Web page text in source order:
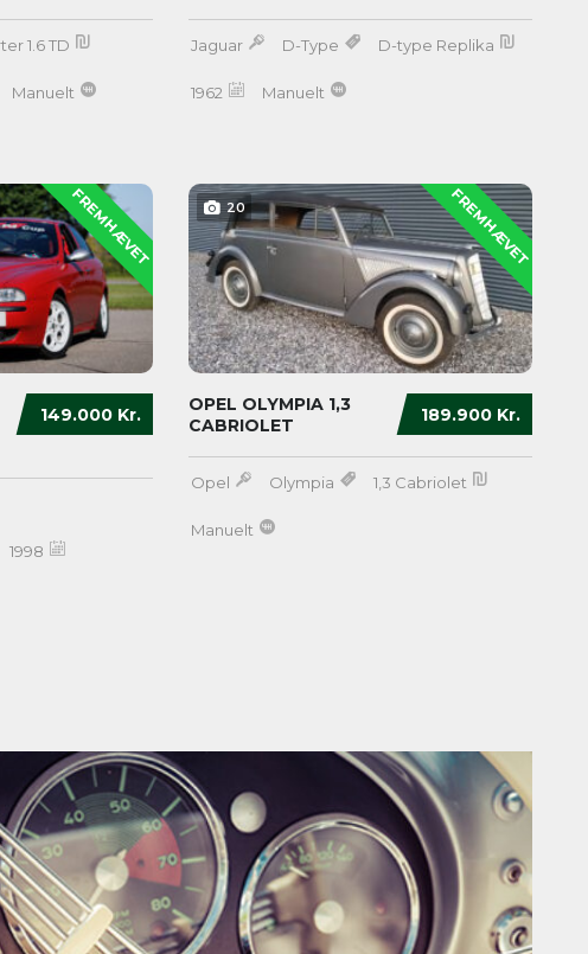
1.6 TD
Manuelt
Jaguar D-Type D-type Replika
1962 Manuelt
FREMHÆVET
149.000 Kr.
1998
FREMHÆVET
20
189.900 Kr.
OPEL OLYMPIA 1,3
CABRIOLET
Opel Olympia 1,3 Cabriolet
Manuelt